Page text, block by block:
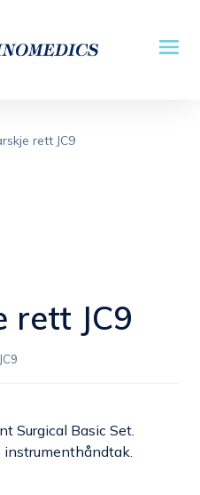
rett JC9
rett JC9
JC9
Surgical Basic Set.
instrumenthåndtak.